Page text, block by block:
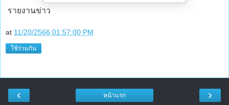
รายงานข่าว
at 11/20/2566 01:57:00 PM
ใช้ร่วมกัน
‹ ›
หน้าแรก